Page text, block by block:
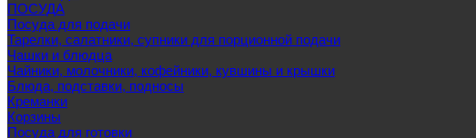
ПОСУДА
Посуда для подачи
Тарелки, салатники, супники для порционной подачи
Чашки и блюдца
Чайники, молочники, кофейники, кувшины и крышки
Блюда, подставки, подносы
Креманки
Корзины
Посуда для готовки